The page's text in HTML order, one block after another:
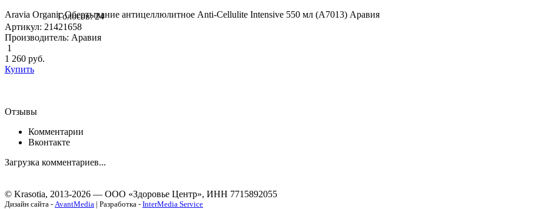
Aravia Organic Обертывание антицеллюлитное Anti-Cellulite Intensive 550 мл (А7013) Аравия
Голосов: 24
Артикул: 21421658
Производитель: Аравия
1
1 260 руб.
Купить
Отзывы
Комментарии
Вконтакте
Загрузка комментариев...
© Krasotia, 2013-2026 — ООО «Здоровье Центр», ИНН 7715892055
Дизайн сайта - AvantMedia | Разработка - InterMedia Service